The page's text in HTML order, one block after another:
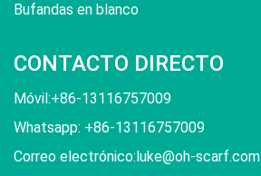
Bufandas en blanco
CONTACTO DIRECTO
Móvil:+86-13116757009
Whatsapp: +86-13116757009
Correo electrónico: luke@oh-scarf.com